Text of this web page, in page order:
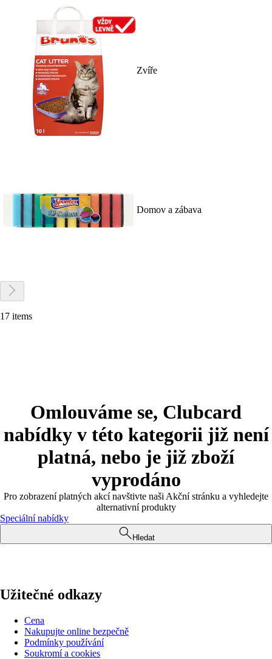
Zvíře
Domov a zábava
17 items
Omlouváme se, Clubcard
nabídky v této kategorii již není
platná, nebo je již zboží
vyprodáno
Pro zobrazení platných akcí navštivte naši Akční stránku a vyhledejte
alternativní produkty
Speciální nabídky
Hledat
Užitečné odkazy
Cena
Nakupujte online bezpečně
Podmínky používání
Soukromí a cookies